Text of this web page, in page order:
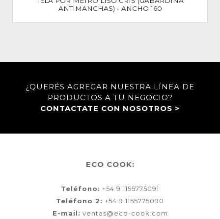
ANTIMANCHAS) - ANCHO 160
¿QUERÉS AGREGAR NUESTRA LÍNEA DE
PRODUCTOS A TU NEGOCIO?
CONTACTATE CON NOSOTROS >
ECO COOK:
Teléfono: +54 9 1155775091
Teléfono 2: +54 9 1155775090
E-mail: ventas@eco-cook.com